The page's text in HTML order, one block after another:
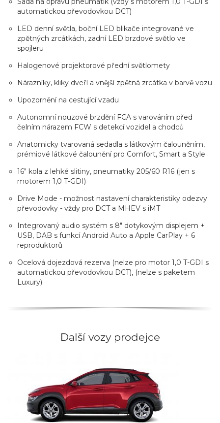
automatickou převodovkou DCT)
LED denní světla, boční LED blikače integrované ve
zpětných zrcátkách, zadní LED brzdové světlo ve
spojleru
Halogenové projektorové přední světlomety
Nárazníky, kliky dveří a vnější zpětná zrcátka v barvě vozu
Upozornění na cestující vzadu
Autonomní nouzové brzdění FCA s varováním před
čelním nárazem FCW s detekcí vozidel a chodců
Anatomicky tvarovaná sedadla s látkovým čalouněním,
prémiové látkové čalounění pro Comfort, Smart a Style
16" kola z lehké slitiny, pneumatiky 205/60 R16 (jen s
motorem 1,0 T-GDI)
Drive Mode - možnost nastavení charakteristiky odezvy
převodovky - vždy pro DCT a MHEV s iMT
Integrovaný audio systém s 8" dotykovým displejem +
USB, DAB s funkcí Android Auto a Apple CarPlay + 6
reproduktorů
Ocelová dojezdová rezerva (nelze pro motor 1,0 T-GDI s
automatickou převodovkou DCT), (nelze s paketem
Luxury)
Další vozy prodejce